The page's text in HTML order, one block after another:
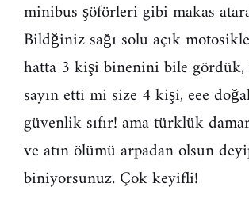
minibus şöförleri gibi makas
Bildğiniz sağı solu açık
hatta 3 kişi binenini bile
sayın etti mi size 4 kişi, eee
güvenlik sıfır! ama türklük
ve atın ölümü arpadan olsun
biniyorsunuz. Çok keyifli!